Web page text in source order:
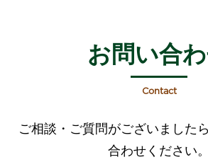
お問い合
Contact
ご相談・ご質問がございました
合わせください。